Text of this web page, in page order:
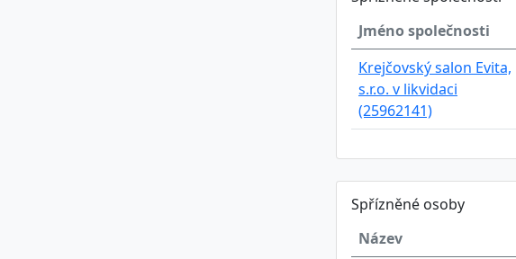
Jméno společnosti
Krejčovský salon Evita,
s.r.o. v likvidaci
(25962141)
Spřízněné osoby
Název